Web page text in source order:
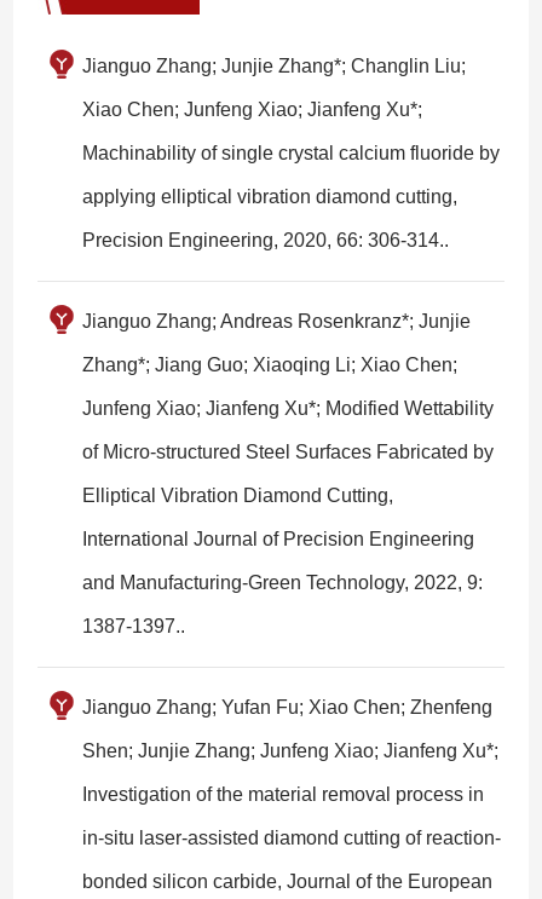
Jianguo Zhang; Junjie Zhang*; Changlin Liu;
Xiao Chen; Junfeng Xiao; Jianfeng Xu*;
Machinability of single crystal calcium fluoride by
applying elliptical vibration diamond cutting,
Precision Engineering, 2020, 66: 306-314..
Jianguo Zhang; Andreas Rosenkranz*; Junjie
Zhang*; Jiang Guo; Xiaoqing Li; Xiao Chen;
Junfeng Xiao; Jianfeng Xu*; Modified Wettability
of Micro-structured Steel Surfaces Fabricated by
Elliptical Vibration Diamond Cutting,
International Journal of Precision Engineering
and Manufacturing-Green Technology, 2022, 9:
1387-1397..
Jianguo Zhang; Yufan Fu; Xiao Chen; Zhenfeng
Shen; Junjie Zhang; Junfeng Xiao; Jianfeng Xu*;
Investigation of the material removal process in
in-situ laser-assisted diamond cutting of reaction-
bonded silicon carbide, Journal of the European